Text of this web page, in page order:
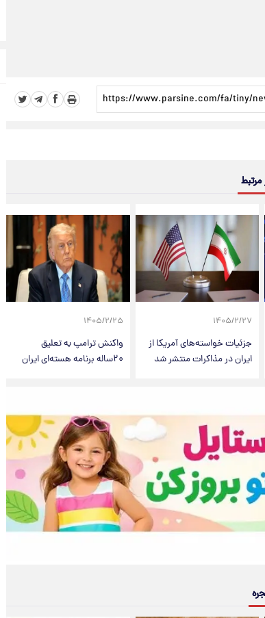
مرتبط
۱۴۰۵/۲/۲۷
جزئیات خواسته‌های آمریکا از
ایران در مذاکرات منتشر شد
۱۴۰۵/۲/۲۵
واکنش ترامپ به تعلیق
۲۰ساله برنامه هسته‌ای ایران